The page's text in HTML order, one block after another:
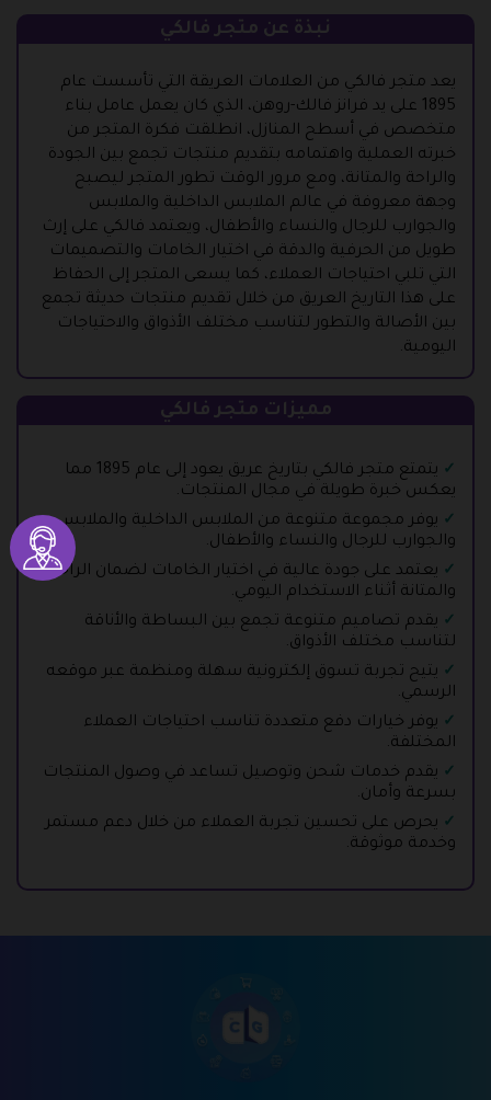
نبذة عن متجر فالكي
يعد متجر فالكي من العلامات العريقة التي تأسست عام
1895 على يد فرانز فالك-روهن، الذي كان يعمل عامل بناء
متخصص في أسطح المنازل، انطلقت فكرة المتجر من
خبرته العملية واهتمامه بتقديم منتجات تجمع بين الجودة
والراحة والمتانة، ومع مرور الوقت تطور المتجر ليصبح
وجهة معروفة في عالم الملابس الداخلية والملابس
والجوارب للرجال والنساء والأطفال، ويعتمد فالكي على إرث
طويل من الحرفية والدقة في اختيار الخامات والتصميمات
التي تلبي احتياجات العملاء، كما يسعى المتجر إلى الحفاظ
على هذا التاريخ العريق من خلال تقديم منتجات حديثة تجمع
بين الأصالة والتطور لتناسب مختلف الأذواق والاحتياجات
اليومية.
مميزات متجر فالكي
يتمتع متجر فالكي بتاريخ عريق يعود إلى عام 1895 مما
يعكس خبرة طويلة في مجال المنتجات.
يوفر مجموعة متنوعة من الملابس الداخلية والملابس
والجوارب للرجال والنساء والأطفال.
يعتمد على جودة عالية في اختيار الخامات لضمان الراحة
والمتانة أثناء الاستخدام اليومي.
يقدم تصاميم متنوعة تجمع بين البساطة والأناقة
لتناسب مختلف الأذواق.
يتيح تجربة تسوق إلكترونية سهلة ومنظمة عبر موقعه
الرسمي.
يوفر خيارات دفع متعددة تناسب احتياجات العملاء
المختلفة.
يقدم خدمات شحن وتوصيل تساعد في وصول المنتجات
بسرعة وأمان.
يحرص على تحسين تجربة العملاء من خلال دعم مستمر
وخدمة موثوقة.